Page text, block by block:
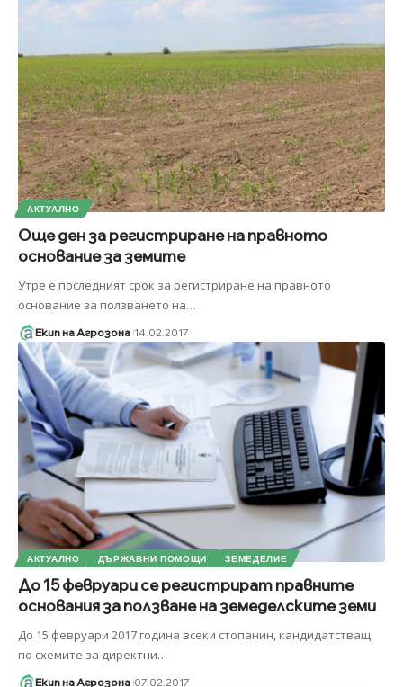
АКТУАЛНО
Още ден за регистриране на правното
основание за земите
Утре е последният срок за регистриране на правното
основание за ползването на…
Екип на Агрозона 14.02.2017
АКТУАЛНО ДЪРЖАВНИ ПОМОЩИ ЗЕМЕДЕЛИЕ
До 15 февруари се регистрират правните
основания за ползване на земеделските земи
До 15 февруари 2017 година всеки стопанин, кандидатстващ
по схемите за директни…
Екип на Агрозона 07.02.2017